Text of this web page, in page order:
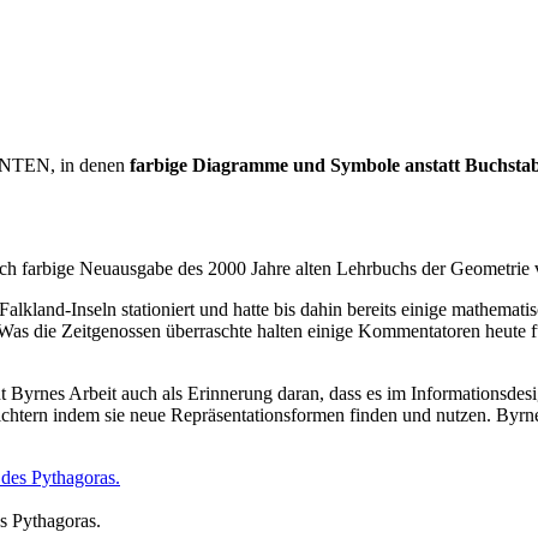
in denen farbige Diagramme und Symbole anstatt
Neuausgabe des 2000 Jahre alten Lehrbuchs der
Inseln stationiert und hatte bis dahin bereits einige
die Zeitgenossen überraschte halten einige Kommentatoren
Arbeit auch als Erinnerung daran, dass es im
indem sie neue Repräsentationsformen finden und nutzen.
Pythagoras.